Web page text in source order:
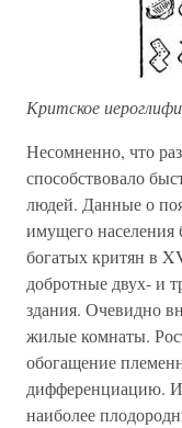
Критское
Несомненно, что
способствовало
людей. Данные о
имущего
богатых критян в
добротные двух- и
здания. Очевидно
жилые комнаты.
обогащение
дифференциацию.
наиболее